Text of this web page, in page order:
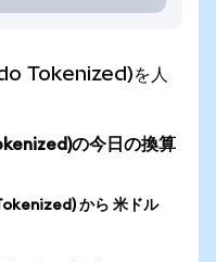
Tokenized)を人
の今日の換算
から 米ドル